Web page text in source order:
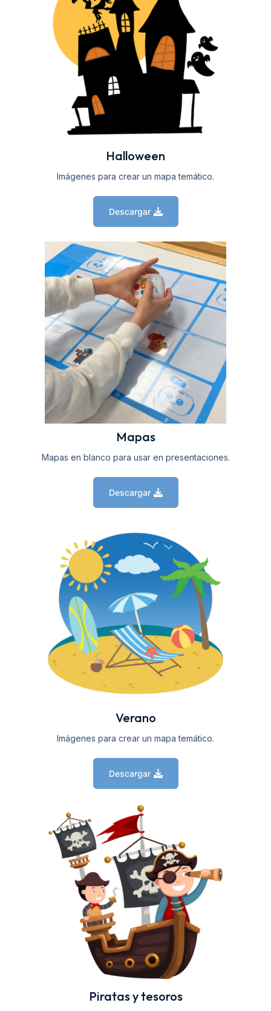
Halloween
Imágenes para crear un mapa temático.
Descargar
Mapas
Mapas en blanco para usar en presentaciones.
Descargar
Verano
Imágenes para crear un mapa temático.
Descargar
Piratas y tesoros